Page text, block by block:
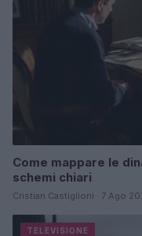
Come mappare le
schemi chiari
Cristian Castiglioni · 7 Ago
TELEVISIONE